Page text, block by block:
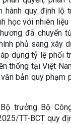
hành quy định lộ
học với nhiên liệu
đã chuyển
phủ sang xây
dụng tỷ lệ phối
thống tại Việt
bản quy phạm
trưởng Bộ
TT-BCT quy